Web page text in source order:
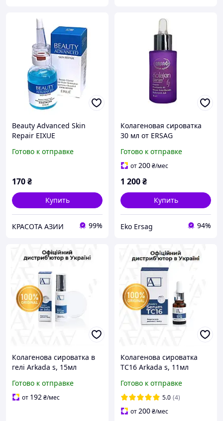
Beauty Advanced Skin
Repair EIXUE
для лица
Готово к отправке
170₴
Купить
КРАСОТА АЗИИ 99%
Колагеновая сироватка
30 мл от ERSAG
Готово к отправке
от200₴/мес
1 200₴
Купить
Eko Ersag 94%
Колагенова сироватка в
гелі Arkada s, 15мл
Готово к отправке
от 192₴/мес
Колагенова сироватка
TC16 Arkada s, 11мл
Готово к отправке
5.0 (4)
от200₴/мес